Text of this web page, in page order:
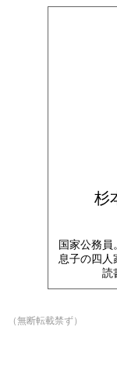
杉
国家公務
息子の四人
読
（無断転載禁ず）